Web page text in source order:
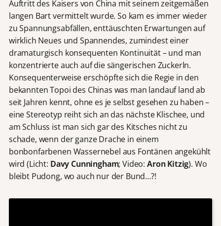
Auftritt des Kaisers von China mit seinem zeitgemäßen
langen Bart vermittelt wurde. So kam es immer wieder
zu Spannungsabfällen, enttäuschten Erwartungen auf
wirklich Neues und Spannendes, zumindest einer
dramaturgisch konsequenten Kontinuität – und man
konzentrierte auch auf die sängerischen Zuckerln.
Konsequenterweise erschöpfte sich die Regie in den
bekannten Topoi des Chinas was man landauf land ab
seit Jahren kennt, ohne es je selbst gesehen zu haben –
eine Stereotyp reiht sich an das nächste Klischee, und
am Schluss ist man sich gar des Kitsches nicht zu
schade, wenn der ganze Drache in einem
bonbonfarbenen Wassernebel aus Fontänen angekühlt
wird (Licht: Davy Cunningham; Video: Aron Kitzig). Wo
bleibt Pudong, wo auch nur der Bund…?!